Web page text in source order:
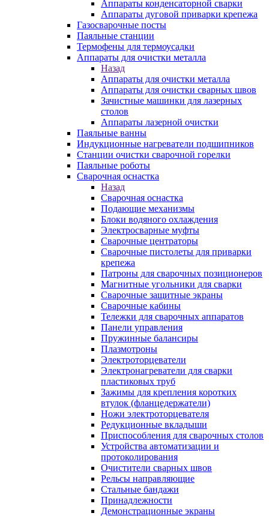
Аппараты конденсаторной сварки
Аппараты дуговой приварки крепежа
Газосварочные посты
Паяльные станции
Термофены для термоусадки
Аппараты для очистки металла
Назад
Аппараты для очистки металла
Аппараты для очистки сварных швов
Зачистные машинки для лазерных
столов
Аппараты лазерной очистки
Паяльные ванны
Индукционные нагреватели подшипников
Станции очистки сварочной горелки
Паяльные роботы
Сварочная оснастка
Назад
Сварочная оснастка
Подающие механизмы
Блоки водяного охлаждения
Электросварные муфты
Сварочные центраторы
Сварочные пистолеты для приварки
крепежа
Патроны для сварочных позиционеров
Магнитные угольники для сварки
Сварочные защитные экраны
Сварочные кабины
Тележки для сварочных аппаратов
Панели управления
Пружинные балансиры
Плазмотроны
Электроторцеватели
Электронагреватели для сварки
пластиковых труб
Зажимы для крепления коротких
втулок (фланцедержатели)
Ножи электроторцевателя
Редукционные вкладыши
Приспособления для сварочных столов
Устройства автоматизации и
протоколирования
Очистители сварных швов
Рельсы направляющие
Стальные бандажи
Принадлежности
Демонстрационные экраны